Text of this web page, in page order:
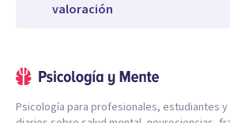
valoración
Psicología para profesionales, estudiantes